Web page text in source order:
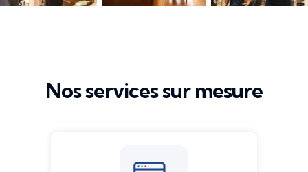
Nos services sur mesure